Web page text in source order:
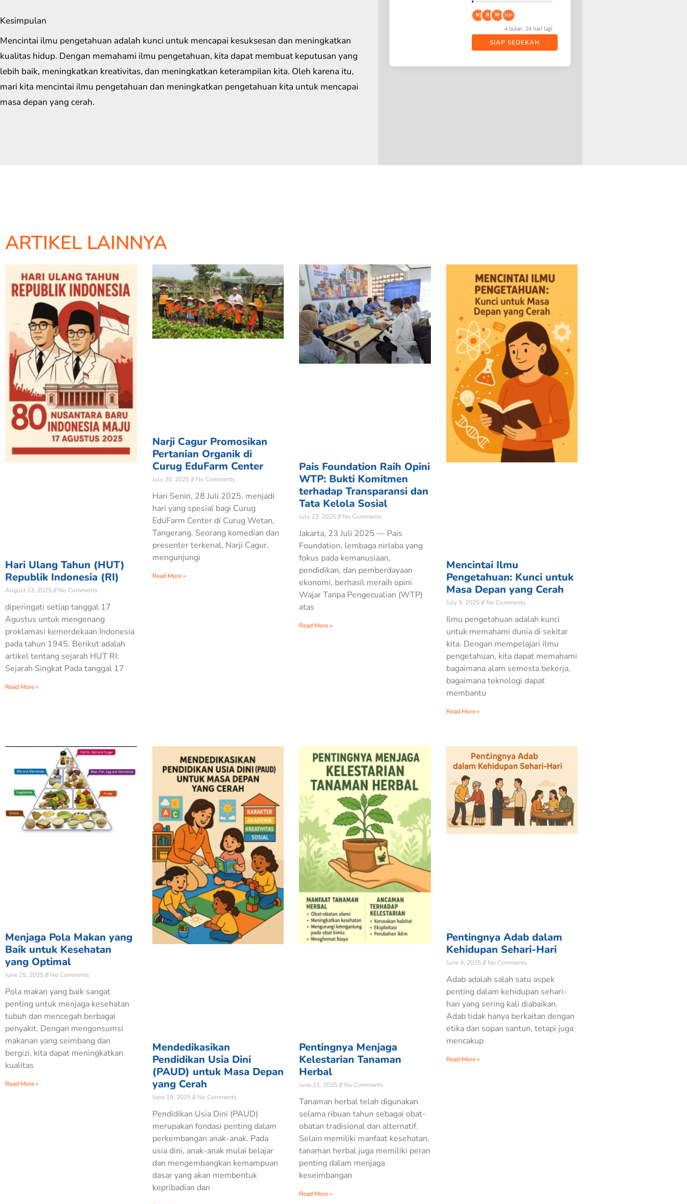
Kesimpulan
Mencintai ilmu pengetahuan adalah kunci untuk mencapai kesuksesan dan meningkatkan
kualitas hidup. Dengan memahami ilmu pengetahuan, kita dapat membuat keputusan yang
lebih baik, meningkatkan kreativitas, dan meningkatkan keterampilan kita. Oleh karena itu,
mari kita mencintai ilmu pengetahuan dan meningkatkan pengetahuan kita untuk mencapai
masa depan yang cerah.
N B W 162+
4 bulan, 24 hari lagi
SIAP SEDEKAH
ARTIKEL LAINNYA
Hari Ulang Tahun (HUT)
Republik Indonesia (RI)
August 13, 2025 No Comments
diperingati setiap tanggal 17
Agustus untuk mengenang
proklamasi kemerdekaan Indonesia
pada tahun 1945. Berikut adalah
artikel tentang sejarah HUT RI:
Sejarah Singkat Pada tanggal 17
Read More »
Narji Cagur Promosikan
Pertanian Organik di
Curug EduFarm Center
July 30, 2025 No Comments
Hari Senin, 28 Juli 2025, menjadi
hari yang spesial bagi Curug
EduFarm Center di Curug Wetan,
Tangerang. Seorang komedian dan
presenter terkenal, Narji Cagur,
mengunjungi
Read More »
Pais Foundation Raih Opini
WTP: Bukti Komitmen
terhadap Transparansi dan
Tata Kelola Sosial
July 23, 2025 No Comments
Jakarta, 23 Juli 2025 — Pais
Foundation, lembaga nirlaba yang
fokus pada kemanusiaan,
pendidikan, dan pemberdayaan
ekonomi, berhasil meraih opini
Wajar Tanpa Pengecualian (WTP)
atas
Read More »
Mencintai Ilmu
Pengetahuan: Kunci untuk
Masa Depan yang Cerah
July 9, 2025 No Comments
Ilmu pengetahuan adalah kunci
untuk memahami dunia di sekitar
kita. Dengan mempelajari ilmu
pengetahuan, kita dapat memahami
bagaimana alam semesta bekerja,
bagaimana teknologi dapat
membantu
Read More »
Menjaga Pola Makan yang
Baik untuk Kesehatan
yang Optimal
June 25, 2025 No Comments
Pola makan yang baik sangat
penting untuk menjaga kesehatan
tubuh dan mencegah berbagai
penyakit. Dengan mengonsumsi
makanan yang seimbang dan
bergizi, kita dapat meningkatkan
kualitas
Read More »
Mendedikasikan
Pendidikan Usia Dini
(PAUD) untuk Masa Depan
yang Cerah
June 18, 2025 No Comments
Pendidikan Usia Dini (PAUD)
merupakan fondasi penting dalam
perkembangan anak-anak. Pada
usia dini, anak-anak mulai belajar
dan mengembangkan kemampuan
dasar yang akan membentuk
kepribadian dan
Pentingnya Menjaga
Kelestarian Tanaman
Herbal
June 11, 2025 No Comments
Tanaman herbal telah digunakan
selama ribuan tahun sebagai obat-
obatan tradisional dan alternatif.
Selain memiliki manfaat kesehatan,
tanaman herbal juga memiliki peran
penting dalam menjaga
keseimbangan
Read More »
Pentingnya Adab dalam
Kehidupan Sehari-Hari
June 4, 2025 No Comments
Adab adalah salah satu aspek
penting dalam kehidupan sehari-
hari yang sering kali diabaikan.
Adab tidak hanya berkaitan dengan
etika dan sopan santun, tetapi juga
mencakup
Read More »